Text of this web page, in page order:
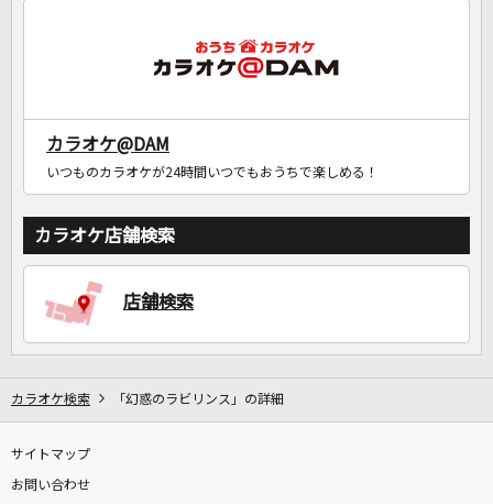
カラオケ@DAM
いつものカラオケが24時間いつでもおうちで楽しめる！
カラオケ店舗検索
店舗検索
カラオケ検索 「幻惑のラビリンス」の詳細
サイトマップ
お問い合わせ